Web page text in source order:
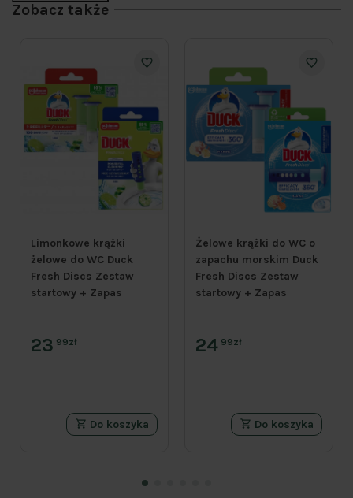
Zobacz także
Limonkowe krążki
żelowe do WC Duck
Fresh Discs Zestaw
startowy + Zapas
23 99zł
Do koszyka
Żelowe krążki do WC o
zapachu morskim Duck
Fresh Discs Zestaw
startowy + Zapas
24 99zł
Do koszyka